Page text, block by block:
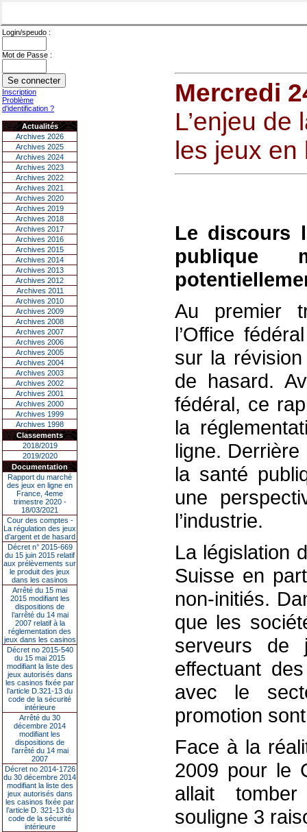
Login/speudo :
Mot de Passe :
Inscription
Problème
d'identification ?
Actualités
Archives 2026
Archives 2025
Archives 2024
Archives 2023
Archives 2022
Archives 2021
Archives 2020
Archives 2019
Archives 2018
Archives 2017
Archives 2016
Archives 2015
Archives 2014
Archives 2013
Archives 2012
Archives 2011
Archives 2010
Archives 2009
Archives 2008
Archives 2007
Archives 2006
Archives 2005
Archives 2004
Archives 2003
Archives 2002
Archives 2001
Archives 2000
Archives 1999
Archives 1998
Classements
2018/2019
2019/2020
Documentation
Rapport du marché
des jeux en ligne en
France, 4eme
trimestre 2020 -
18/03/2021
Cour des comptes -
La régulation des jeux
d’argent et de hasard
Décret n° 2015-669
du 15 juin 2015 relatif
aux prélèvements sur
le produit des jeux
dans les casinos
Arrêté du 15 mai
2015 modifiant les
dispositions de
l’arrêté du 14 mai
2007 relatif à la
réglementation des
jeux dans les casinos
Décret no 2015-540
du 15 mai 2015
modifiant la liste des
jeux autorisés dans
les casinos fixée par
l’article D.321-13 du
code de la sécurité
intérieure
Arrêté du 30
décembre 2014
modifiant les
dispositions de
l’arrêté du 14 mai
2007
Décret no 2014-1726
du 30 décembre 2014
modifiant la liste des
jeux autorisés dans
les casinos fixée par
l’article D. 321-13 du
code de la sécurité
intérieure
Mercredi
L’enjeu
les jeux en
Le discours
publique
Au premier
l’Office
sur la
de hasard.
fédéral, ce
la
ligne.
la santé
une
l’industrie.
La législation
Suisse en
non-initiés.
que les
serveurs de
effectuant
avec le
promotion
Face à la
2009 pour le
allait tomber
souligne 3